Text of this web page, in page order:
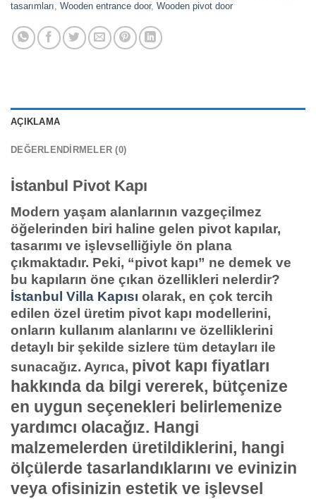
tasarımları Wooden entrance door, Wooden pivot door
AÇIKLAMA
DEĞERLENDIRMELER (0)
İstanbul Pivot Kapı
Modern yaşam alanlarının vazgeçilmez
öğelerinden biri haline gelen pivot kapılar,
tasarımı ve işlevselliğiyle ön plana
çıkmaktadır. Peki, “pivot kapı” ne demek ve
bu kapıların öne çıkan özellikleri nelerdir?
İstanbul Villa Kapısı olarak, en çok tercih
edilen özel üretim pivot kapı modellerini,
onların kullanım alanlarını ve özelliklerini
detaylı bir şekilde sizlere tüm detayları ile
sunacağız. Ayrıca, pivot kapı fiyatları
hakkında da bilgi vererek, bütçenize
en uygun seçenekleri belirlemenize
yardımcı olacağız. Hangi
malzemelerden üretildiklerini, hangi
ölçülerde tasarlandıklarını ve evinizin
veya ofisinizin estetik ve işlevsel